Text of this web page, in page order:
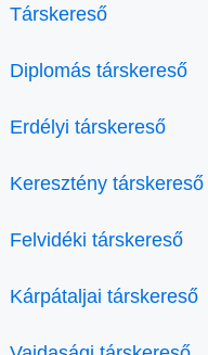
Társkereső
Diplomás társkereső
Erdélyi társkereső
Keresztény társkereső
Felvidéki társkereső
Kárpátaljai társkereső